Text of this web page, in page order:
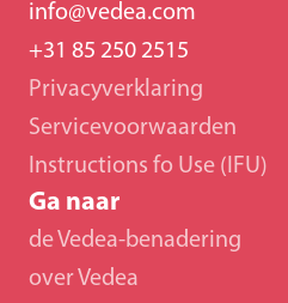
info@vedea.com
+31 85 250 2515
Privacyverklaring
Servicevoorwaarden
Instructions fo Use (IFU)
Ga naar
de Vedea-benadering
over Vedea